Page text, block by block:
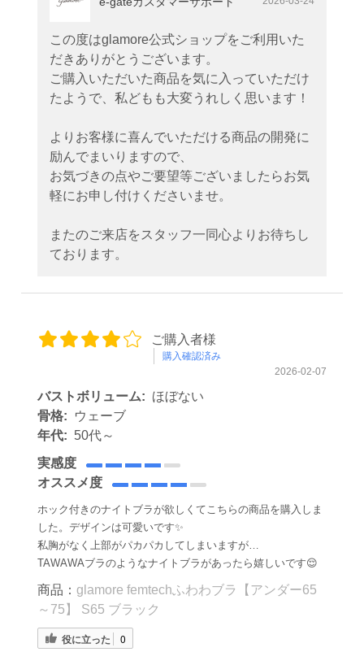
この度はglamore公式ショップをご利用いた
だきありがとうございます。
ご購入いただいた商品を気に入っていただけ
たようで、私どもも大変うれしく思います！
よりお客様に喜んでいただける商品の開発に
励んでまいりますので、
お気づきの点やご要望等ございましたらお気
軽にお申し付けくださいませ。
またのご来店をスタッフ一同心よりお待ちし
ております。
ご購入者様
購入確認済み
2026-02-07
バストボリューム: ほぼない
骨格:
ウェーブ
年代: 50代～
実感度
オススメ度
ホック付きのナイトブラが欲しくてこちらの商品を購入しま
した。デザインは可愛いです✨
私胸がなく上部がパカパカしてしまいますが…
TAWAWAブラのようなナイトブラがあったら嬉しいです😌
商品： glamore femtechふわわブラ【アンダー65
～75】 S65 ブラック
役に立った 0